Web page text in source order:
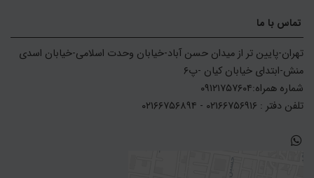
تماس با ما
تلفن دفتر : ۰۲۱۶۶۷۵۶۹۱۶ - ۰۲۱۶۶۷۵۶۸۹۴